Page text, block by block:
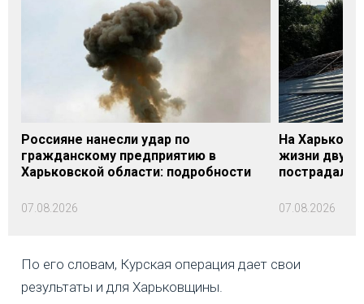
Россияне нанесли удар по
гражданскому предприятию в
Харьковской области: подробности
07.08.2026
На
жизни двух
пострадали
07.08.2026
По его словам, Курская операция дает свои
результаты и для Харьковщины.